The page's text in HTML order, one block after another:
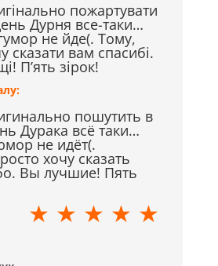
пожартувати
Дурня все-таки…
не йде(. Тому,
сказати вам спасибі.
П’ять зірок!
пошутить в
Дурака всё таки…
не идёт(.
хочу сказать
Вы лучшие! Пять
★ ★ ★ ★ ★